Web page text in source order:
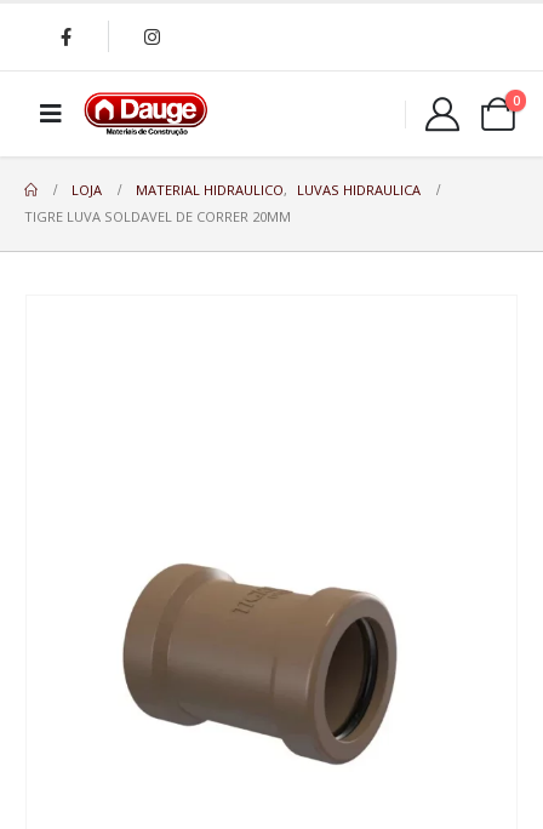
0
LOJA MATERIAL HIDRAULICO,
LUVAS HIDRAULICA
TIGRE LUVA SOLDAVEL DE CORRER 20MM